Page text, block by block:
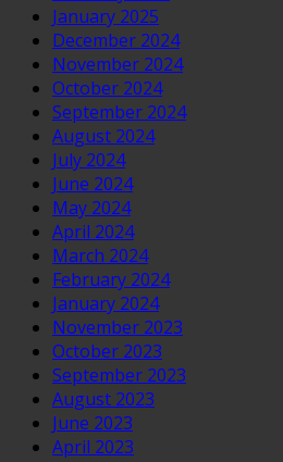
January 2025
December 2024
November 2024
October 2024
September 2024
August 2024
July 2024
June 2024
May 2024
April 2024
March 2024
February 2024
January 2024
November 2023
October 2023
September 2023
August 2023
June 2023
April 2023